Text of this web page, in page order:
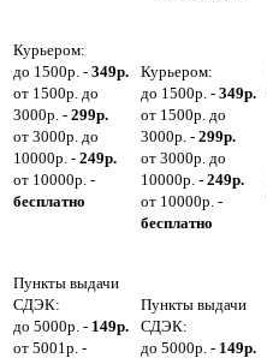
Курьером:
до 1500р. - 349р.
от 1500р. до
3000р. - 299р.
от 3000р. до
10000р. - 249р.
от 10000р. -
бесплатно
Пункты выдачи
СДЭК:
до 5000р. - 149р.
от 5001р. -
Курьером:
до 1500р. - 349р.
от 1500р. до
3000р. - 299р.
от 3000р. до
10000р. - 249р.
от 10000р. -
бесплатно
Пункты выдачи
СДЭК:
до 5000р. - 149р.